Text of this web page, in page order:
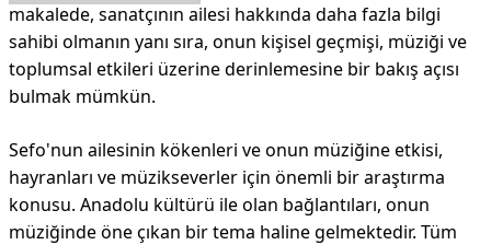
makalede, sanatçının ailesi hakkında daha fazla bilgi
sahibi olmanın yanı sıra, onun kişisel geçmişi, müziği ve
toplumsal etkileri üzerine derinlemesine bir bakış açısı
bulmak mümkün.
Sefo'nun ailesinin kökenleri ve onun müziğine etkisi,
hayranları ve müzikseverler için önemli bir araştırma
konusu. Anadolu kültürü ile olan bağlantıları, onun
müziğinde öne çıkan bir tema haline gelmektedir. Tüm